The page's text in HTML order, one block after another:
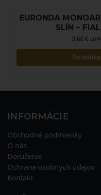
EURONDA
SLÍN –
3,60 € s DPH
Do košíka
INFORMÁCIE
Obchodné podmienky
O nás
Doručenie
Ochrana osobných údajov
Kontakt